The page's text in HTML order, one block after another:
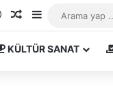
Kayıt OlRastgele Makale
Kenar Bölmesi
KÜLTÜR SANAT